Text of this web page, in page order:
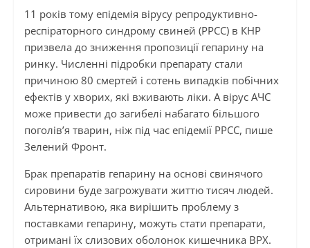
11 років тому епідемія вірусу репродуктивно-
респіраторного синдрому свиней (РРСС) в КНР
призвела до зниження пропозиції гепарину на
ринку. Численні підробки препарату стали
причиною 80 смертей і сотень випадків побічних
ефектів у хворих, які вживають ліки. А вірус АЧС
може привести до загибелі набагато більшого
поголів’я тварин, ніж під час епідемії РРСС, пише
Зелений Фронт.
Брак препаратів гепарину на основі свинячого
сировини буде загрожувати життю тисяч людей.
Альтернативою, яка вирішить проблему з
поставками гепарину, можуть стати препарати,
отримані їх слизових оболонок кишечника ВРХ.